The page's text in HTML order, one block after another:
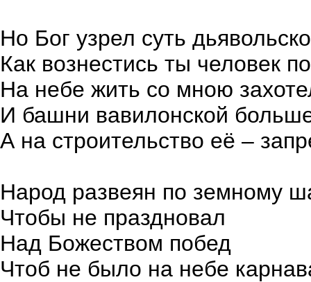
Но Бог узрел суть
Как вознестись ты человек
На небе жить со мною
И башни вавилонской
А на строительство её –
Народ развеян по земному
Чтобы не праздновал
Над Божеством побед
Чтоб не было на небе